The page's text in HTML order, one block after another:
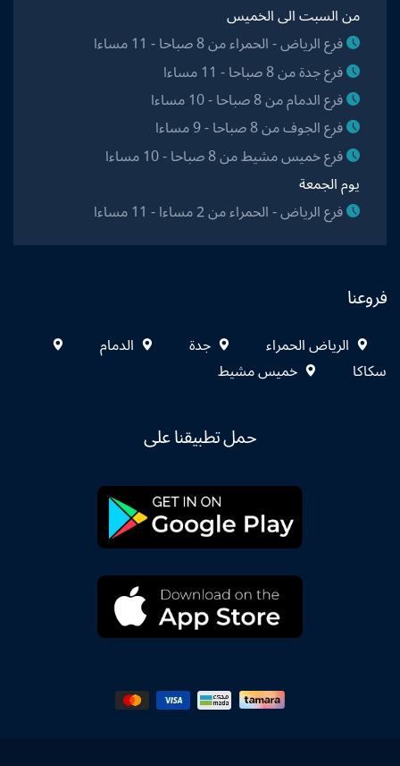
من السبت الى الخميس
فرع الرياض - الحمراء من 8 صباحا - 11 مساءا
فرع جدة من 8 صباحا - 11 مساءا
فرع الدمام من 8 صباحا - 10 مساءا
فرع الجوف من 8 صباحا - 9 مساءا
فرع خميس مشيط من 8 صباحا - 10 مساءا
يوم الجمعة
فرع الرياض - الحمراء من 2 مساءا - 11 مساءا
فروعنا
الرياض الحمراء جدة
الدمام
سكاكا
خميس مشيط
حمل تطبيقنا على